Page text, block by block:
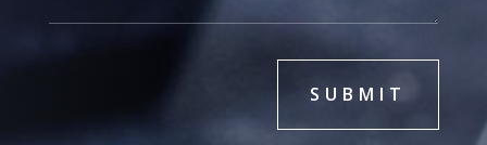
SUBMIT